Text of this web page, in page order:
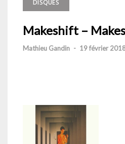
DISQUES
Makeshift –
Mathieu Gandin - 19 février